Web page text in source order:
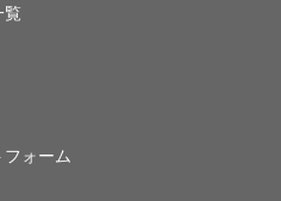
覧
ォーム